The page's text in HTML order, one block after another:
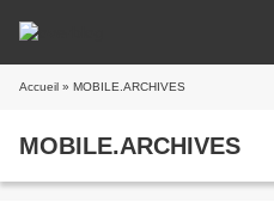
Accueil » MOBILE.ARCHIVES
MOBILE.ARCHIVES